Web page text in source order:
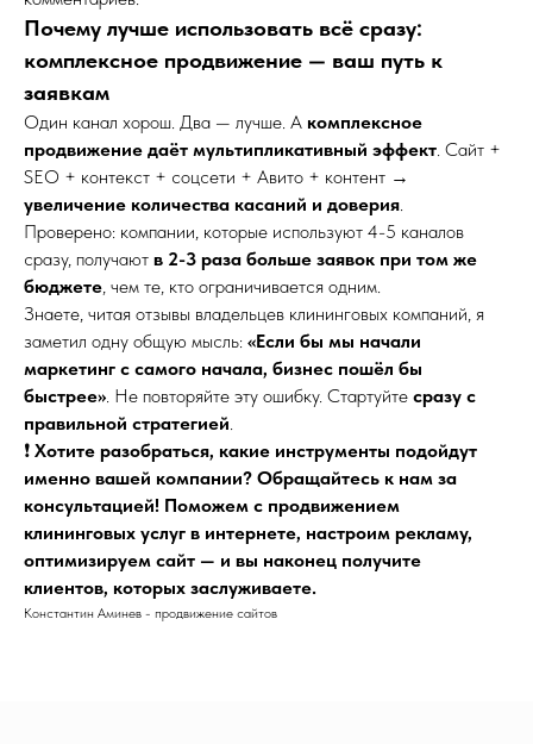
Почему лучше использовать всё сразу:
комплексное продвижение — ваш путь к
заявкам
Один канал хорош. Два — лучше. А комплексное
продвижение даёт мультипликативный эффект. Сайт +
SEO + контекст + соцсети + Авито + контент →
увеличение количества касаний и доверия.
Проверено: компании, которые используют 4-5 каналов
сразу, получают в 2-3 раза больше заявок при том же
бюджете, чем те, кто ограничивается одним.
Знаете, читая отзывы владельцев клининговых компаний, я
заметил одну общую мысль: «Если бы мы начали
маркетинг с самого начала, бизнес пошёл бы
быстрее». Не повторяйте эту ошибку. Стартуйте сразу с
правильной стратегией.
❗️ Хотите разобраться, какие инструменты подойдут
именно вашей компании? Обращайтесь к нам за
консультацией! Поможем с продвижением
клининговых услуг в интернете, настроим рекламу,
оптимизируем сайт — и вы наконец получите
клиентов, которых заслуживаете.
Константин Аминев - продвижение сайтов